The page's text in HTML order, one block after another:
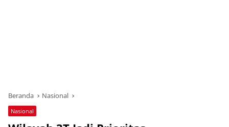
Beranda Nasional
Nasional